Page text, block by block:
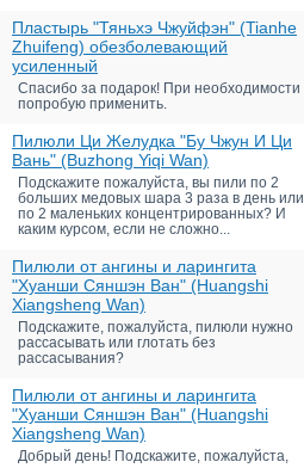
Пластырь "Тяньхэ Чжуйфэн" (Tianhe
Zhuifeng) обезболевающий
усиленный
Спасибо за подарок! При необходимости
попробую применить.
Пилюли Ци Желудка "Бу Чжун И Ци
Вань" (Buzhong Yiqi Wan)
Подскажите пожалуйста, вы пили по 2
больших медовых шара 3 раза в день или
по 2 маленьких концентрированных? И
каким курсом, если не сложно...
Пилюли от ангины и ларингита
"Хуанши Сяншэн Ван" (Huangshi
Xiangsheng Wan)
Подскажите, пожалуйста, пилюли нужно
рассасывать или глотать без
рассасывания?
Пилюли от ангины и ларингита
"Хуанши Сяншэн Ван" (Huangshi
Xiangsheng Wan)
Добрый день! Подскажите, пожалуйста,